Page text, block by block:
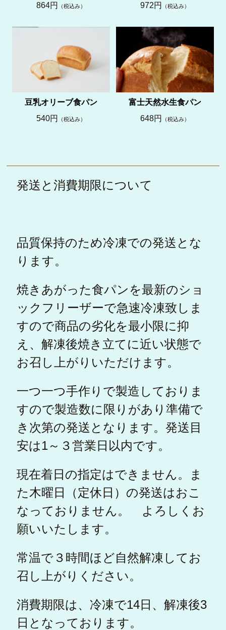
864円 （税込み） 972円 （税込み）
豆乳オリーブ食パン
540円
（税込み）
富士天然水生食パン
648円
（税込み）
発送と消費期限について
品質保持のため冷凍での発送とな
ります。
焼きあがった食パンを最新のショ
ックフリーザーで急速冷凍致しま
すので商品の劣化を最小限に抑
え、解凍後焼き立てに近い状態で
お召し上がりいただけます。
一つ一つ手作りで製造しておりま
すので製造数に限りがあり準備で
き次第の発送となります。発送目
安は1～３営業日以内です。
現在着日の指定はできません。ま
た木曜日（定休日）の発送はおこ
なっておりません。 よろしくお
願いいたします。
常温で３時間ほど自然解凍してお
召し上がりください。
消費期限は、冷凍で14日、解凍後3
日となっております。